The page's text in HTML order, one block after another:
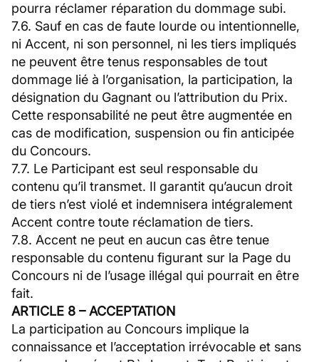
pourra réclamer réparation du dommage subi.
7.6. Sauf en cas de faute lourde ou intentionnelle,
ni Accent, ni son personnel, ni les tiers impliqués
ne peuvent être tenus responsables de tout
dommage lié à l’organisation, la participation, la
désignation du Gagnant ou l’attribution du Prix.
Cette responsabilité ne peut être augmentée en
cas de modification, suspension ou fin anticipée
du Concours.
7.7. Le Participant est seul responsable du
contenu qu’il transmet. Il garantit qu’aucun droit
de tiers n’est violé et indemnisera intégralement
Accent contre toute réclamation de tiers.
7.8. Accent ne peut en aucun cas être tenue
responsable du contenu figurant sur la Page du
Concours ni de l’usage illégal qui pourrait en être
fait.
ARTICLE 8 – ACCEPTATION
La participation au Concours implique la
connaissance et l’acceptation irrévocable et sans